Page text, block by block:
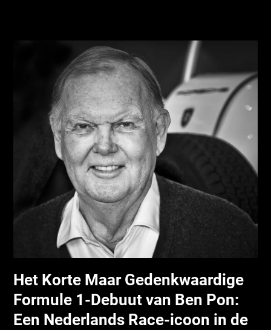
Het Korte Maar Gedenkwaardige
Formule 1-Debuut van Ben Pon:
Een Nederlands Race-icoon in de